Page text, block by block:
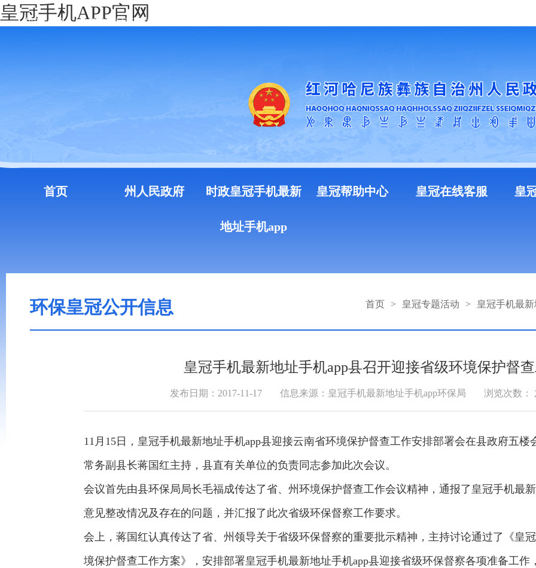
皇冠手机APP官网
中国政府网 云南省人民政府门户网站
首页 州人民政府 时政皇冠手机最新
地址手机app
皇冠帮助中心 皇冠在线客服 皇
环保皇冠公开信息 首页 > 皇冠专题活动 > 皇冠手机最
皇冠手机最新地址手机app县召开迎接省级环境保护督
发布日期：2017-11-17 信息来源：皇冠手机最新地址手机app环保局 浏览次数：
11月15日，皇冠手机最新地址手机app县迎接云南省环境保护督查工作安排部署会在县政府五
常务副县长蒋国红主持，县直有关单位的负责同志参加此次会议。
会议首先由县环保局局长毛福成传达了省、州环境保护督查工作会议精神，通报了皇冠手机最
意见整改情况及存在的问题，并汇报了此次省级环保督察工作要求。
会上，蒋国红认真传达了省、州领导关于省级环保督察的重要批示精神，主持讨论通过了《皇
境保护督查工作方案》，安排部署皇冠手机最新地址手机app县迎接省级环保督察各项准备工